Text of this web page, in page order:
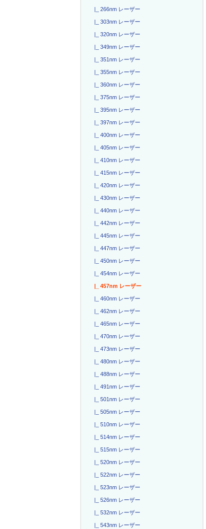
|_ 266nm レーザー
|_ 303nm レーザー
|_ 320nm レーザー
|_ 349nm レーザー
|_ 351nm レーザー
|_ 355nm レーザー
|_ 360nm レーザー
|_ 375nm レーザー
|_ 395nm レーザー
|_ 397nm レーザー
|_ 400nm レーザー
|_ 405nm レーザー
|_ 410nm レーザー
|_ 415nm レーザー
|_ 420nm レーザー
|_ 430nm レーザー
|_ 440nm レーザー
|_ 442nm レーザー
|_ 445nm レーザー
|_ 447nm レーザー
|_ 450nm レーザー
|_ 454nm レーザー
|_ 457nm レーザー
|_ 460nm レーザー
|_ 462nm レーザー
|_ 465nm レーザー
|_ 470nm レーザー
|_ 473nm レーザー
|_ 480nm レーザー
|_ 488nm レーザー
|_ 491nm レーザー
|_ 501nm レーザー
|_ 505nm レーザー
|_ 510nm レーザー
|_ 514nm レーザー
|_ 515nm レーザー
|_ 520nm レーザー
|_ 522nm レーザー
|_ 523nm レーザー
|_ 526nm レーザー
|_ 532nm レーザー
|_ 543nm レーザー